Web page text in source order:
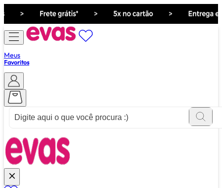
Meus
Favoritos